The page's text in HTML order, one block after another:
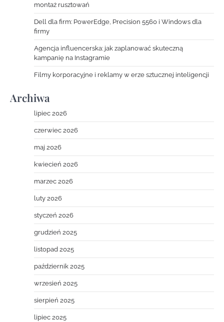
montaż rusztowań
Dell dla firm: PowerEdge, Precision 5560 i Windows dla
firmy
Agencja influencerska: jak zaplanować skuteczną
kampanię na Instagramie
Filmy korporacyjne i reklamy w erze sztucznej inteligencji
Archiwa
lipiec 2026
czerwiec 2026
maj 2026
kwiecień 2026
marzec 2026
luty 2026
styczeń 2026
grudzień 2025
listopad 2025
październik 2025
wrzesień 2025
sierpień 2025
lipiec 2025